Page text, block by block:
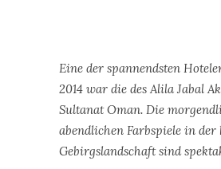
Sultanat Oman:Nahe der
Oasenstadt Nizwa an den
imposanten Hajar-Gebirges
Luxuskette der Alila-Hotels
Denkmal gesetzt.